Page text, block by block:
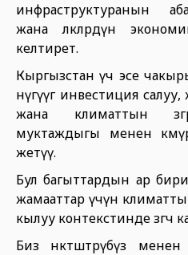
инфраструктуранын
жана өлкөлөрдүн
келтирет.
Кыргызстан үч эсе
өнүгүүгө инвестиция
жана климаттын
муктаждыгы менен
жетүү.
Бул багыттардын ар
жамааттар үчүн
кылуу контекстинде
Биз өнөктөштөрүбүз